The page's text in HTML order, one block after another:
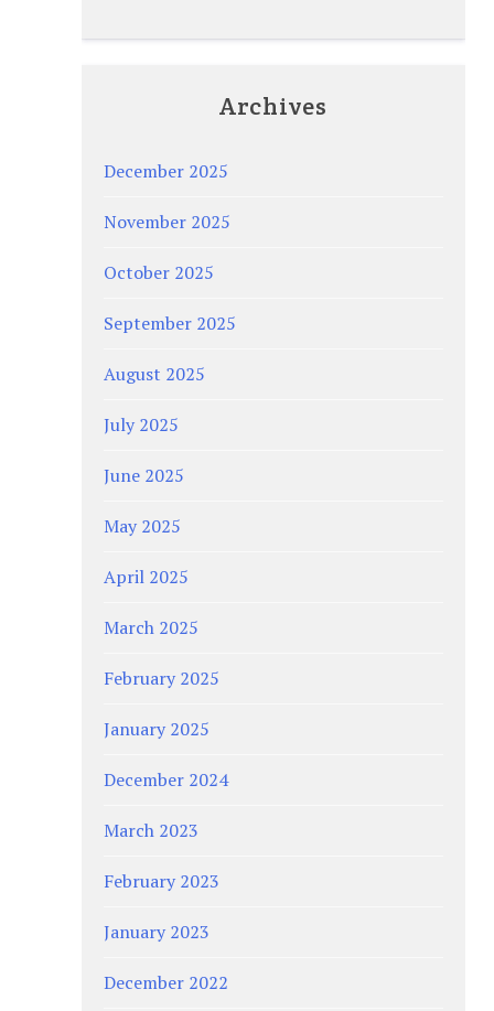
Archives
December 2025
November 2025
October 2025
September 2025
August 2025
July 2025
June 2025
May 2025
April 2025
March 2025
February 2025
January 2025
December 2024
March 2023
February 2023
January 2023
December 2022